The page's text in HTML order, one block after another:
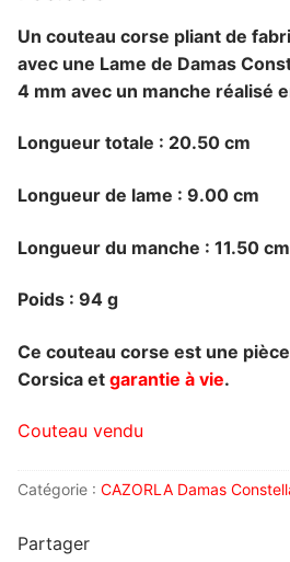
Un couteau corse pliant de
avec une Lame de Damas
4 mm avec un manche réalisé
Longueur totale : 20.50 cm
Longueur de lame : 9.00 cm
Longueur du manche : 11.50 cm
Poids : 94 g
Ce couteau corse est une
Corsica et garantie à vie.
Couteau vendu
Catégorie : CAZORLA Damas
Partager